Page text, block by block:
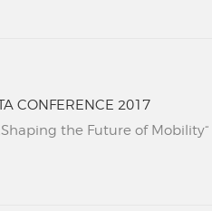
CONFERENCE 2017
the Future of